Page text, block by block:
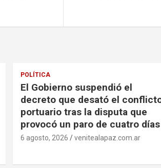
POLÍTICA
El Gobierno suspendió el
decreto que desató el
portuario tras la disputa que
provocó un paro de cuatro días
6 agosto, 2026 venitealapaz.com.ar